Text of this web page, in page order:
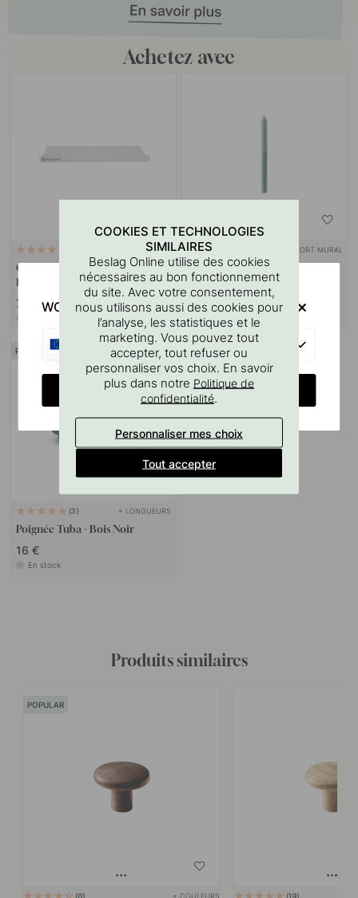
Achetez avec
Gabarit De Perçage Pour
Poignées Et Boutons
7 €
SUPPORT MURAL
Goupille à vis M4x50mm 1
pièce
1.10 €
En stock
POPULAR
3 + LONGUEURS
Poignée Tuba - Bois Noir
16 €
En stock
Produits similaires
POPULAR
+ COULEURS
COOKIES ET TECHNOLOGIES
SIMILAIRES
Beslag Online utilise des cookies
nécessaires au bon fonctionnement
du site. Avec votre consentement,
nous utilisons aussi des cookies pour
l’analyse, les statistiques et le
marketing. Vous pouvez tout
accepter, tout refuser ou
personnaliser vos choix. En savoir
plus dans notre Politique de
confidentialité.
Personnaliser mes choix
Tout accepter
WOULD YOU RATHER VISIT?
CHANGE COUNTRY